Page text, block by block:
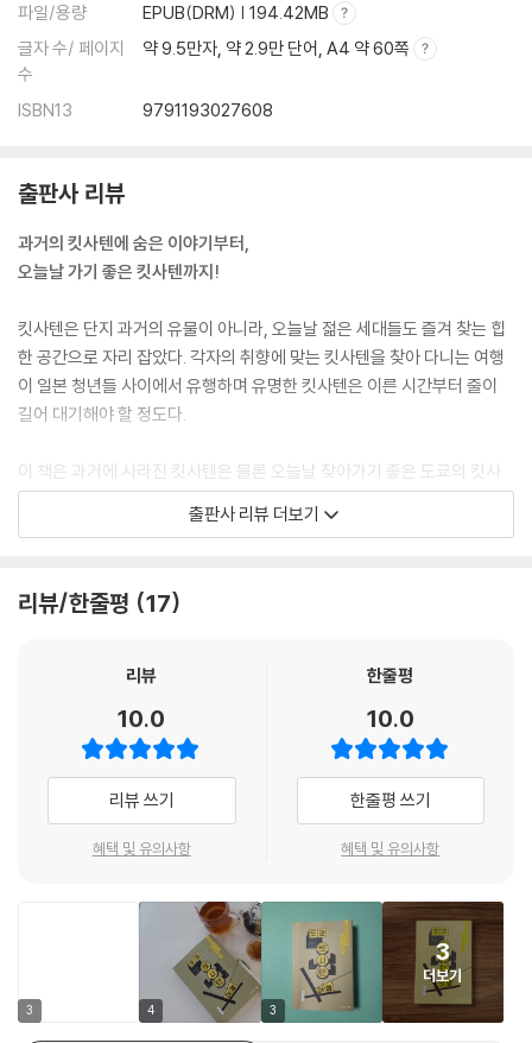
파일/용량
EPUB(DRM) | 194.42MB
글자 수/ 페이지
수
약 9.5만자, 약 2.9만 단어, A4 약 60쪽
ISBN13 9791193027608
출판사 리뷰
과거의 킷사텐에 숨은 이야기부터,
오늘날 가기 좋은 킷사텐까지!
킷사텐은 단지 과거의 유물이 아니라, 오늘날 젊은 세대들도 즐겨 찾는 힙
한 공간으로 자리 잡았다. 각자의 취향에 맞는 킷사텐을 찾아 다니는 여행
이 일본 청년들 사이에서 유행하며 유명한 킷사텐은 이른 시간부터 줄이
길어 대기해야 할 정도다.
이 책은 과거에 사라진 킷사텐은 물론 오늘날 찾아가기 좋은 도쿄의 킷사
텐과 함께 방문하기 좋은 문화 공간을 소개한다. 낡고 평범해 보이지만, 알
고 보면 무수한 이야기가 숨어 있는 도쿄 킷사텐들을 만나고 나면, 도쿄라
출판사 리뷰 더보기
리뷰/한줄평 17
리뷰
10.0
리뷰 쓰기
혜택 및 유의사항
한줄평
10.0
한줄평 쓰기
혜택 및 유의사항
3 4 3
3
더보기